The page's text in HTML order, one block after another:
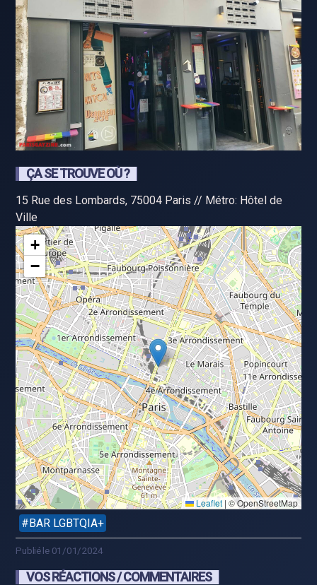
ÇA SE TROUVE OÙ ?
15 Rue des Lombards, 75004 Paris // Métro: Hôtel de
Ville
+
−
Leaflet | © OpenStreetMap
BAR LGBTQIA+
Publié le 01/01/2024
VOS RÉACTIONS / COMMENTAIRES